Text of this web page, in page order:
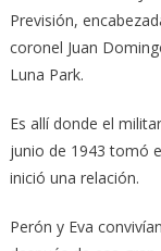
Previsión,
coronel Juan
Luna Park.
Es allí donde el
junio de 1943 tomó
inició una relación.
Perón y Eva